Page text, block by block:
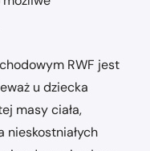
RWF jest
u dziecka
masy ciała,
nieskostniałych